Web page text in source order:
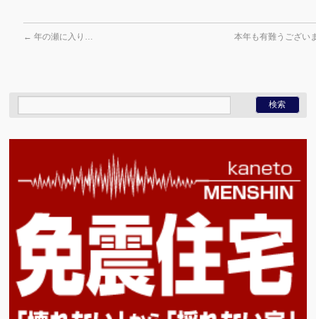
← 年の瀬に入り… 本年も有難うござい